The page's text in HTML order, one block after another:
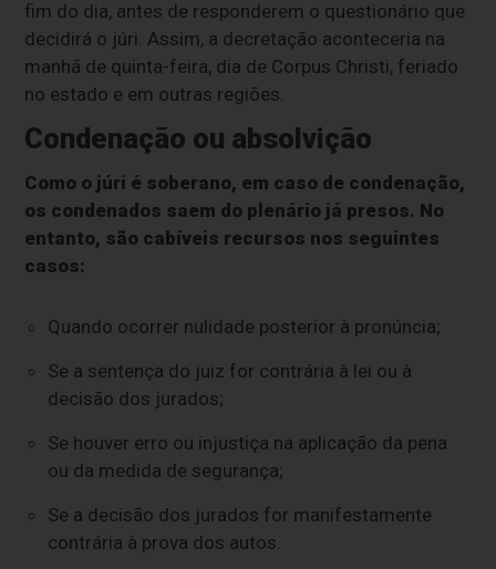
fim do dia, antes de responderem o questionário que
decidirá o júri. Assim, a decretação aconteceria na
manhã de quinta-feira, dia de Corpus Christi, feriado
no estado e em outras regiões.
Condenação ou absolvição
Como o júri é soberano, em caso de condenação,
os condenados saem do plenário já presos. No
entanto, são cabíveis recursos nos seguintes
casos:
Quando ocorrer nulidade posterior à pronúncia;
Se a sentença do juiz for contrária à lei ou à
decisão dos jurados;
Se houver erro ou injustiça na aplicação da pena
ou da medida de segurança;
Se a decisão dos jurados for manifestamente
contrária à prova dos autos.